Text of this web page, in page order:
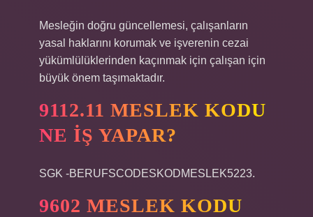
Mesleğin doğru güncellemesi, çalışanların
yasal haklarını korumak ve işverenin cezai
yükümlülüklerinden kaçınmak için çalışan için
büyük önem taşımaktadır.
9112.11 MESLEK KODU
NE IŞ YAPAR?
SGK -BERUFSCODESKODMESLEK5223.
9602 MESLEK KODU